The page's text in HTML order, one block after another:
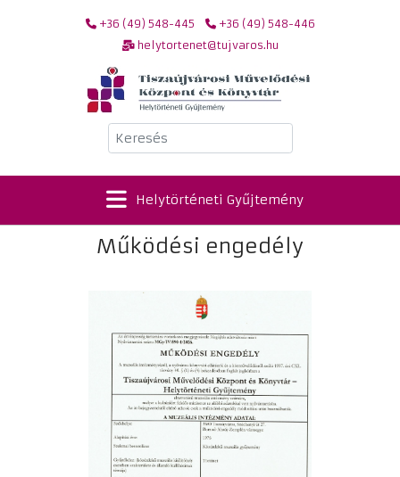
+36 (49) 548-445
+36 (49) 548-446
helytortenet@tujvaros.hu
Keresés
Helytörténeti Gyűjtemény
Működési engedély